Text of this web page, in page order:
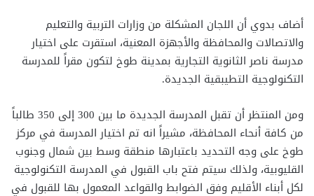
أضاف بدوي أن اللجان المشكلة من وزارات التربية والتعليم
والاتصالات والمحافظة والأجهزة المعنية، استقرت على اختيار
مدرسة ناصر الثانوية التجارية بمدينة طوخ لتكون مقراً للمدرسة
التكنولوجية التطيبقية الجديدة.
ومن المنتظر أن تقبل المدرسة الجديدة ما بين 300 إلى 350 طالباً
من كافة أنحاء المحافظة، مشيراً انه تم اختيار المدرسة في مركز
طوخ على وجه التحديد باعتبارها منطقة وسط بين شمال وجنوب
القليوبية، ولذلك سيتم فتح باب القبول في المدرسة التكنولوجية
لكل أبناء الأقليم وفق الضوابط والقواعد المعمول بها للقبول في